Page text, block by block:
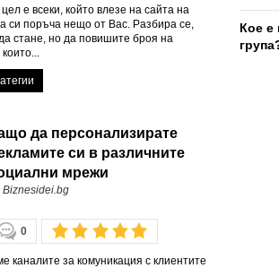
е всеки, който влезе на сайта на
си поръча нещо от Вас. Разбира се,
стане, но да повишите броя на
да персонализирате
си в различните
мрежи
Biznesidei.bg
0
каналите за комуникация с клиентите
Кое е